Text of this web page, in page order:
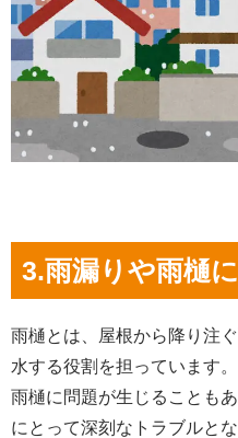
3.雨漏りや雨樋
雨樋とは、屋根から降り注
水する役割を担っています
雨樋に問題が生じることも
にとって深刻なトラブルと